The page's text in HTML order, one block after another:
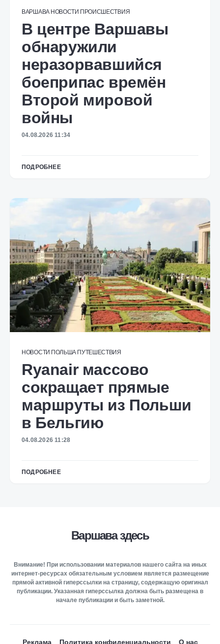
ВАРШАВА НОВОСТИ ПРОИСШЕСТВИЯ
В центре Варшавы
обнаружили
неразорвавшийся
боеприпас времён
Второй мировой
войны
04.08.2026 11:34
ПОДРОБНЕЕ
НОВОСТИ ПОЛЬША ПУТЕШЕСТВИЯ
Ryanair массово
сокращает прямые
маршруты из Польши
в Бельгию
04.08.2026 11:28
ПОДРОБНЕЕ
Варшава здесь
Внимание! При использовании материалов нашего сайта на иных
интернет-ресурсах обязательным условием является размещение
прямой активной гиперссылки на страницу, содержащую оригинал
публикации. Указанная гиперссылка должна быть размещена в
начале публикации и быть заметной.
Реклама Политика конфиденциальности О нас